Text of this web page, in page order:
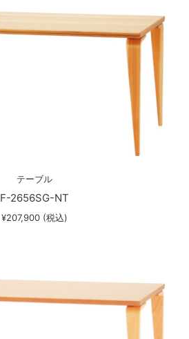
テーブル
F-2656SG-NT
¥207,900 (税込)